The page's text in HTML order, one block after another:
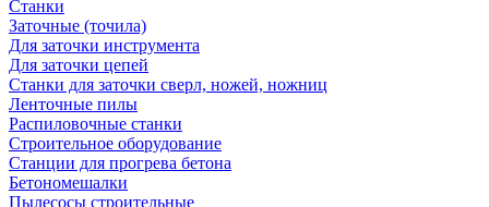
Станки
Заточные (точила)
Для заточки инструмента
Для заточки цепей
Станки для заточки сверл, ножей, ножниц
Ленточные пилы
Распиловочные станки
Строительное оборудование
Станции для прогрева бетона
Бетономешалки
Пылесосы строительные